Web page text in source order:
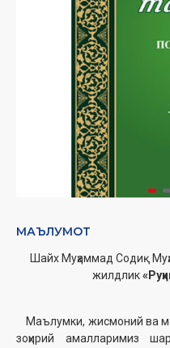
МАЪЛУМОТ
Шайх Муҳаммад Содиқ
жилдлик
Маълумки, жисмоний ва
зоҳирий амалларимиз